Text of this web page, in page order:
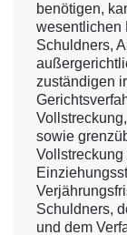
benötigen,
wesentlichen
Schuldners,
zuständigen
sowie
Schuldners,
und dem